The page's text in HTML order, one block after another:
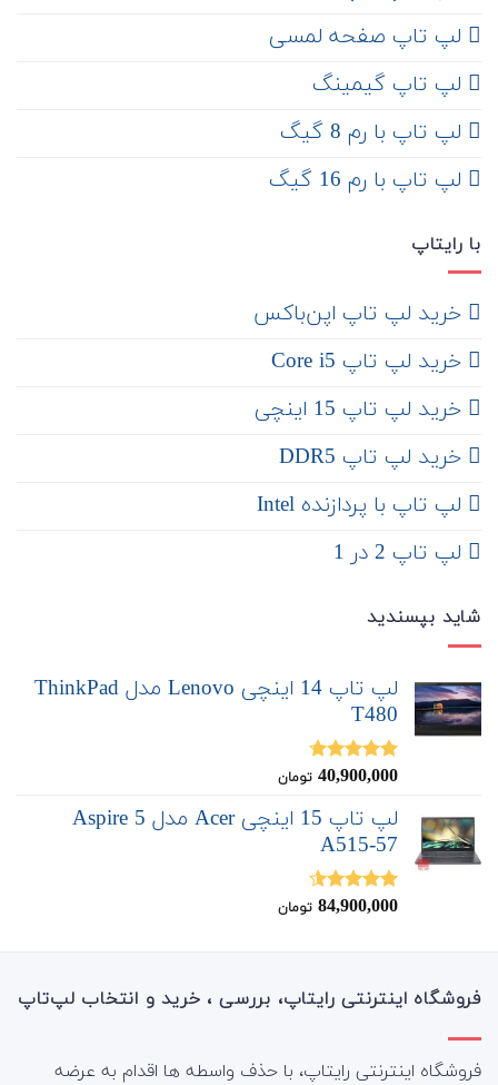
لپ تاپ صفحه لمسی
لپ تاپ گیمینگ
لپ تاپ با رم 8 گیگ
لپ تاپ با رم 16 گیگ
با رایتاپ
‌ خرید لپ تاپ اپن‌باکس
خرید لپ تاپ Core i5
‌‌ خرید لپ تاپ 15 اینچی
خرید لپ تاپ DDR5
لپ تاپ با پردازنده Intel
لپ تاپ 2 در 1
شاید بپسندید
لپ تاپ 14 اینچی Lenovo مدل ThinkPad
T480
نمره4.67
40,900,000 تومان
لپ تاپ 15 اینچی Acer مدل Aspire 5
A515-57
نمره4.50
84,900,000 تومان
فروشگاه اینترنتی رایتاپ، بررسی ، خرید و انتخاب لپ‌تاپ
فروشگاه اینترنتی رایتاپ، با حذف واسطه ها اقدام به عرضه